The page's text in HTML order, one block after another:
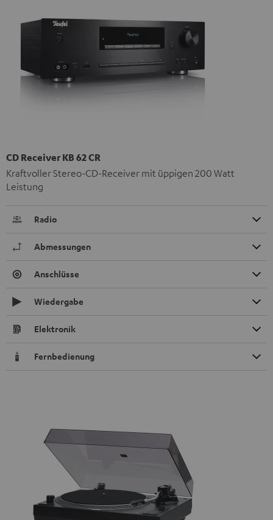
CD Receiver KB 62 CR
Kraftvoller Stereo-CD-Receiver mit üppigen 200 Watt
Leistung
Radio
Abmessungen
Anschlüsse
Wiedergabe
Elektronik
Fernbedienung